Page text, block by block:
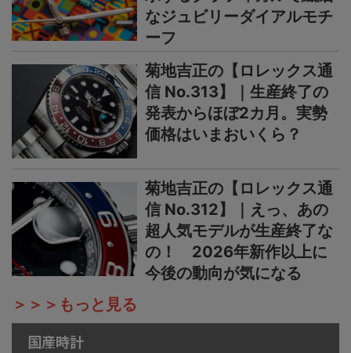
なジュビリーダイアルモチ
ーフ
菊地吉正の【ロレックス通
信 No.313】｜生産終了の
発表からほぼ2カ月。実勢
価格はいまおいくら？
菊地吉正の【ロレックス通
信 No.312】｜えっ、あの
超人気モデルが生産終了な
の！ 2026年新作以上に
今後の動向が気になる
＞＞＞もっと見る
国産時計